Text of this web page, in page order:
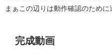
まぁこの辺りは動作確認のために
完成動画